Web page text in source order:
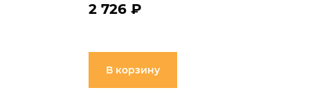
2 726 ₽
В корзину